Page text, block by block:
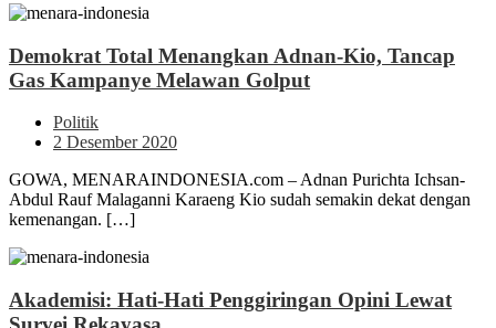
Demokrat Total Menangkan Adnan-Kio, Tancap
Gas Kampanye Melawan Golput
Politik
2 Desember 2020
GOWA, MENARAINDONESIA.com – Adnan Purichta Ichsan-
Abdul Rauf Malaganni Karaeng Kio sudah semakin dekat dengan
kemenangan. […]
Akademisi: Hati-Hati Penggiringan Opini Lewat